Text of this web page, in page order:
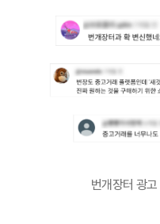
번개장터 광